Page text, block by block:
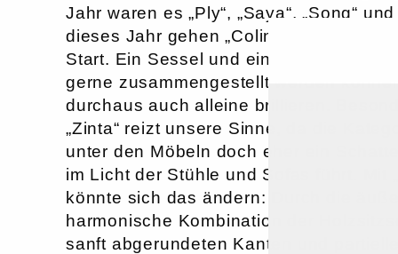
Jahr waren es „Ply“, „Saya“, „Song“ und
dieses Jahr gehen „Colina“ und „Zinta“
Start. Ein Sessel und eine Bank, die
gerne zusammengestellt werden
durchaus auch alleine brillieren.
„Zinta“ reizt unsere Sinne, da die
unter den Möbeln doch eher ein
im Licht der Stühle und Sofas führt. Mit
könnte sich das ändern: Durch die
harmonische Kombination der
sanft abgerundeten Kanten und